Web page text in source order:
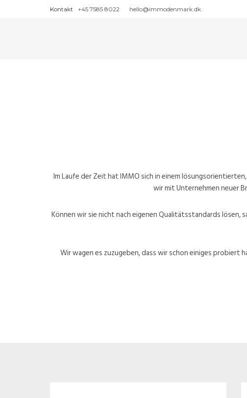
Kontakt +45 7585 8022 hello@immodenmark.dk
Im Laufe der Zeit hat IMMO sich in einem
wir mit Unternehmen neuer
Können wir sie nicht nach eigenen Qualitätsstandards lösen,
Wir wagen es zuzugeben, dass wir schon einiges probiert